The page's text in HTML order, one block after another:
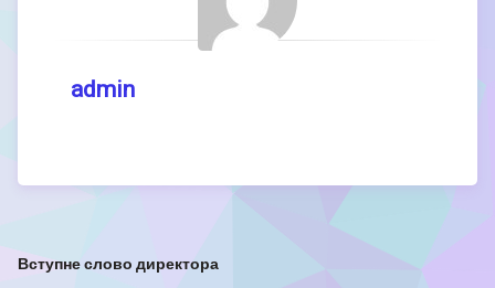
admin
Вступне слово директора